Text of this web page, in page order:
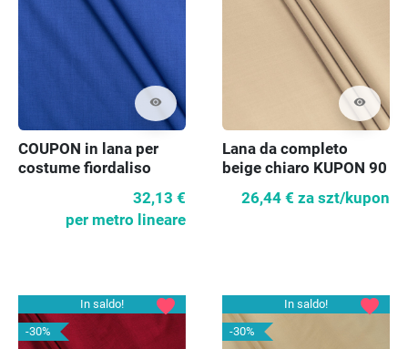
visibility
COUPON in lana per
costume fiordaliso
32,13 €
per metro lineare
visibility
Lana da completo
beige chiaro KUPON 90
26,44 € za szt/kupon
In saldo!
-30%
favorite
In saldo!
-30%
favorite